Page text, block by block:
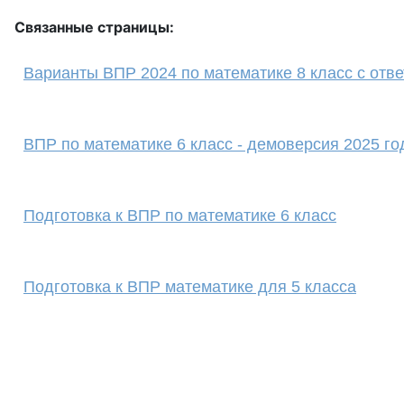
Связанные страницы:
Варианты ВПР 2024 по математике 8 класс с
ВПР по математике 6 класс - демоверсия 2025
Подготовка к ВПР по математике 6 класс
Подготовка к ВПР математике для 5 класса